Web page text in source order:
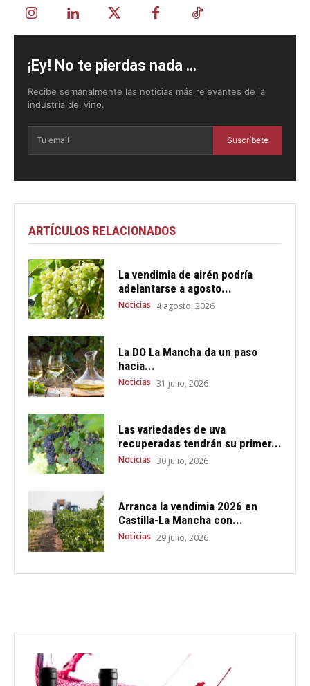
¡Ey! No te pierdas nada ...
Recibe semanalmente las noticias más relevantes de la
industria del vino.
Suscríbete
ARTÍCULOS RELACIONADOS
La vendimia de airén podría
adelantarse a agosto...
Noticias 4 agosto, 2026
La DO La Mancha da un paso
hacia...
Noticias 31 julio, 2026
Las variedades de uva
recuperadas tendrán su primer...
Noticias 30 julio, 2026
Arranca la vendimia 2026 en
Castilla-La Mancha con...
Noticias 29 julio, 2026